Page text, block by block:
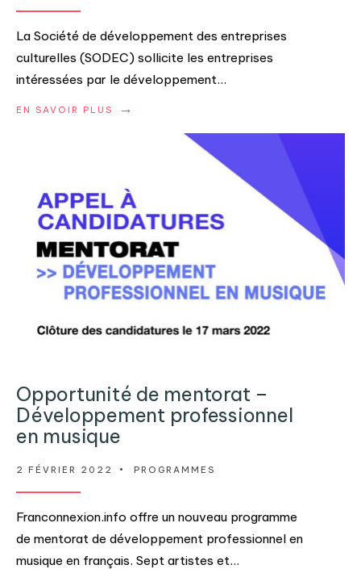
La Société de développement des entreprises
culturelles (SODEC) sollicite les entreprises
intéressées par le développement...
EN SAVOIR PLUS →
Opportunité de mentorat –
Développement professionnel
en musique
2 FÉVRIER 2022 • PROGRAMMES
Franconnexion.info offre un nouveau programme
de mentorat de développement professionnel en
musique en français. Sept artistes et...